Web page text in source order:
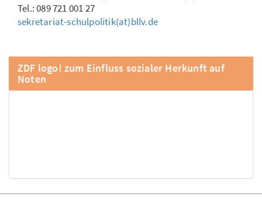
Tel.: 089 721 001 27
sekretariat-schulpolitik(at)bllv.de
ZDF logo! zum Einfluss sozialer Herkunft auf
Noten